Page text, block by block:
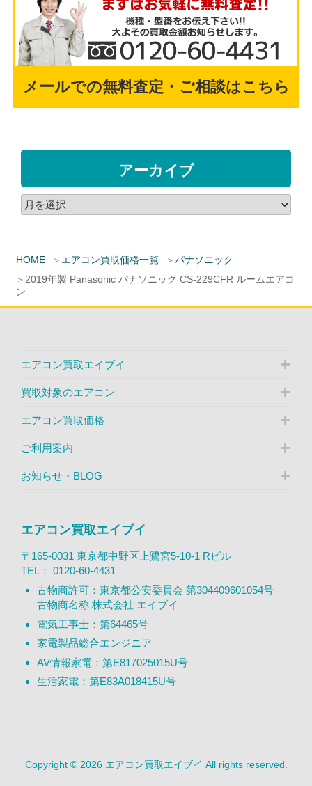
HOME エアコン買取価格一覧
パナソニック
2019年製 Panasonic パナソニック CS-229CFR ルームエアコ
ン
メールでの無料査定・ご相談はこちら
アーカイブ
エアコン買取エイブイ
買取対象のエアコン
エアコン買取価格
ご利用案内
お知らせ・BLOG
エアコン買取エイブイ
〒165-0031 東京都中野区上鷺宮5-10-1 Rビル
TEL： 0120-60-4431
古物商許可：東京都公安委員会 第304409601054号
古物商名称 株式会社 エイブイ
電気工事士：第64465号
家電製品総合エンジニア
AV情報家電：第E817025015U号
生活家電：第E83A018415U号
Copyright © 2026 エアコン買取エイブイ All rights reserved.